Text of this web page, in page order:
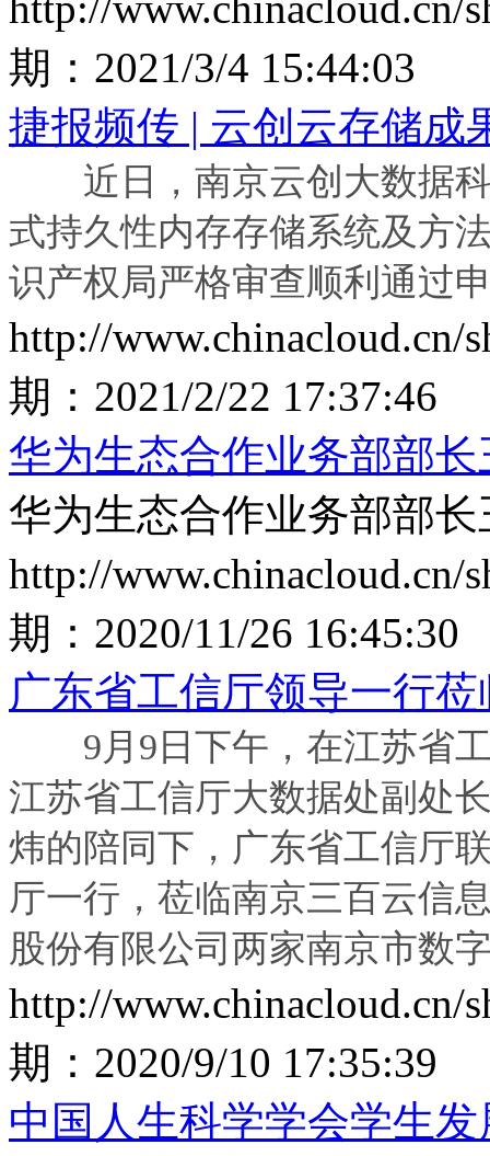
期： 2021/3/4 15:44:03
捷报频传 | 云创云存储成
近日，南京云创大数据科
式持久性内存存储系统及方
识产权局严格审查顺利通过
http://www.chinacloud.cn/
期： 2021/2/22 17:37:46
华为生态合作业务部部
华为生态合作业务部部
http://www.chinacloud.cn/
期： 2020/11/26 16:45:30
广东省工信厅领导一行
9月9日下午，在江苏省工
江苏省工信厅大数据处副处
炜的陪同下，广东省工信厅
厅一行，莅临南京三百云信
股份有限公司两家南京市数
http://www.chinacloud.cn/
期： 2020/9/10 17:35:39
中国人生科学学会学生